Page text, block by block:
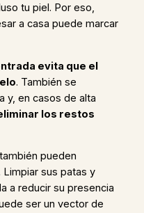
tu piel. Por eso,
a casa puede marcar
evita que el
. También se
y, en casos de alta
los restos
pueden
sus patas y
a reducir su presencia
ser un vector de